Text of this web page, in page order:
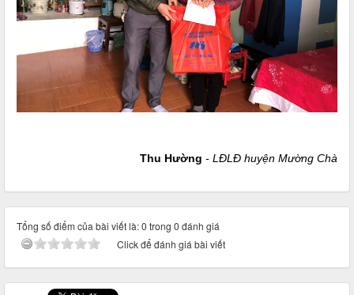
Thu Hường - LĐLĐ huyện Mường Chà
Tổng số điểm của bài viết là: 0 trong 0 đánh giá
Click để đánh giá bài viết